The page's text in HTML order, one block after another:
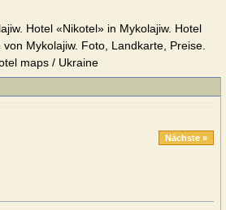
Hotel «Nikotel» in Mykolajiw. Hotel
Mykolajiw. Foto, Landkarte, Preise.
maps / Ukraine
Nächste »